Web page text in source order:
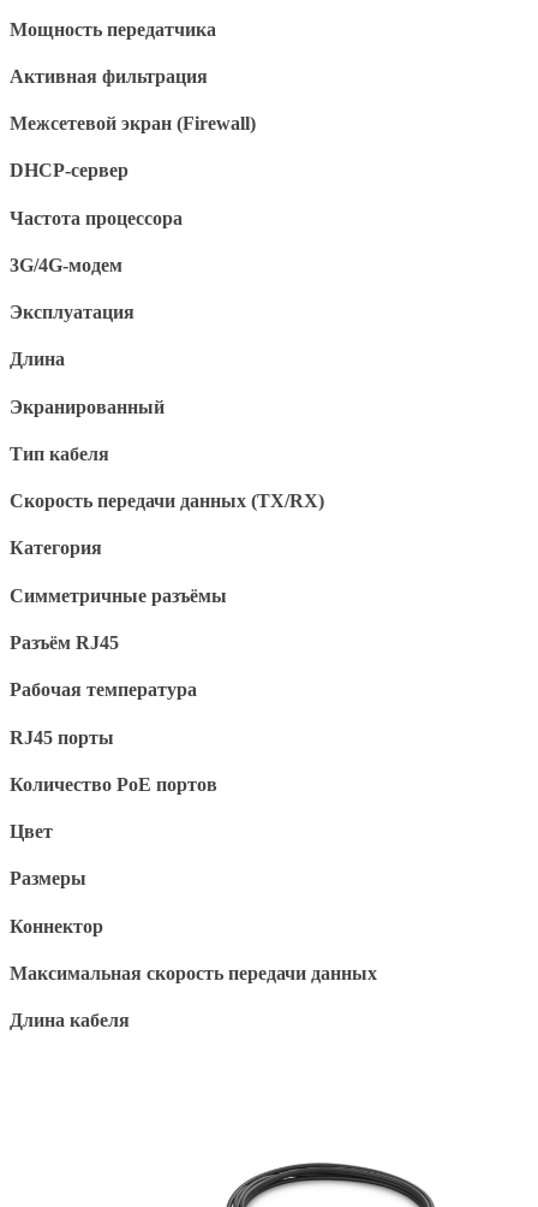
Мощность передатчика
Активная фильтрация
Межсетевой экран (Firewall)
DHCP-сервер
Частота процессора
3G/4G-модем
Эксплуатация
Длина
Экранированный
Тип кабеля
Скорость передачи данных (TX/RX)
Категория
Симметричные разъёмы
Разъём RJ45
Рабочая температура
RJ45 порты
Количество PoE портов
Цвет
Размеры
Коннектор
Максимальная скорость передачи данных
Длина кабеля